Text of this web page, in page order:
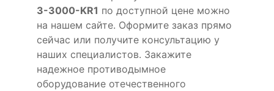
3-3000-KR1 по доступной цене можно
на нашем сайте. Оформите заказ прямо
сейчас или получите консультацию у
наших специалистов. Закажите
надежное противодымное
оборудование отечественного